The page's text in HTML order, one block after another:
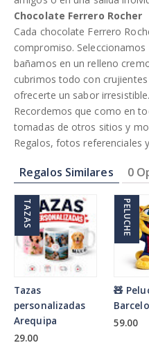
Chocolate Ferrero Rocher
Cada chocolate Ferrero
compromiso.
bañamos en un relleno
cubrimos todo con
ofrecerte un sabor irresistible.
Recordemos que como en
tomadas de otros sitios y
Regalos, fotos referenciales
Regalos Similares 0
TAZAS
Tazas
personalizadas
Arequipa
29.00
PELUCHE
🧸
59.00